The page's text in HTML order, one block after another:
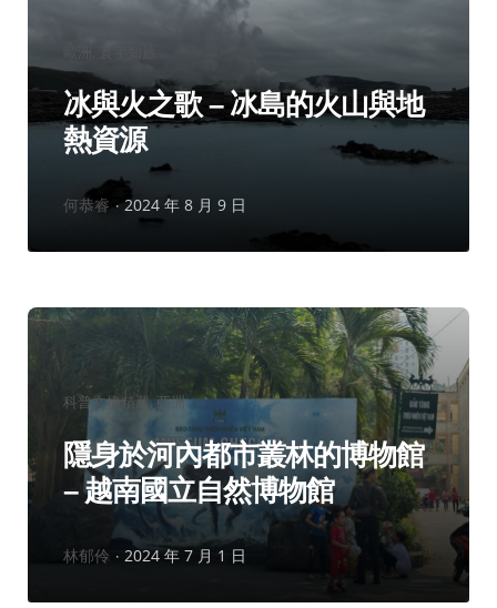
類：
冰與火之歌 – 冰島的火山與地
熱資源
作
何恭睿 2024 年 8 月 9 日
分
類：
科普文摘精選 亞洲
隱身於河內都市叢林的博物館
– 越南國立自然博物館
作
林郁伶 2024 年 7 月 1 日